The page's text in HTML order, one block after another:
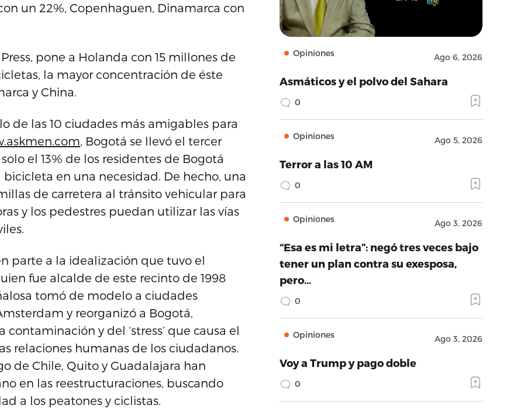
un 22%, Copenhaguen, Dinamarca con
pone a Holanda con 15 millones de
la mayor concentración de éste
y China.
de las 10 ciudades más amigables para
, Bogotá se llevó el tercer
el 13% de los residentes de Bogotá
en una necesidad. De hecho, una
de carretera al tránsito vehicular para
y los pedestres puedan utilizar las vías
parte a la idealización que tuvo el
fue alcalde de este recinto de 1998
tomó de modelo a ciudades
y reorganizó a Bogotá,
y del ‘stress’ que causa el
relaciones humanas de los ciudadanos.
de Chile, Quito y Guadalajara han
en las reestructuraciones, buscando
a los peatones y ciclistas.
Opiniones Ago 6, 2026
Asmáticos y el polvo del Sahara
0
Opiniones Ago 5, 2026
Terror a las 10 AM
0
Opiniones Ago 3, 2026
“Esa es mi letra”: negó tres veces bajo
tener un plan contra su exesposa,
pero…
0
Opiniones Ago 3, 2026
Voy a Trump y pago doble
0